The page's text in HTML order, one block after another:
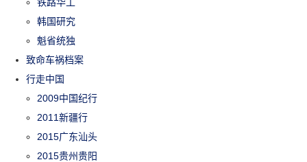
韩国研究
魁省统独
致命车祸档案
行走中国
2009中国纪行
2011新疆行
2015广东汕头
2015贵州贵阳